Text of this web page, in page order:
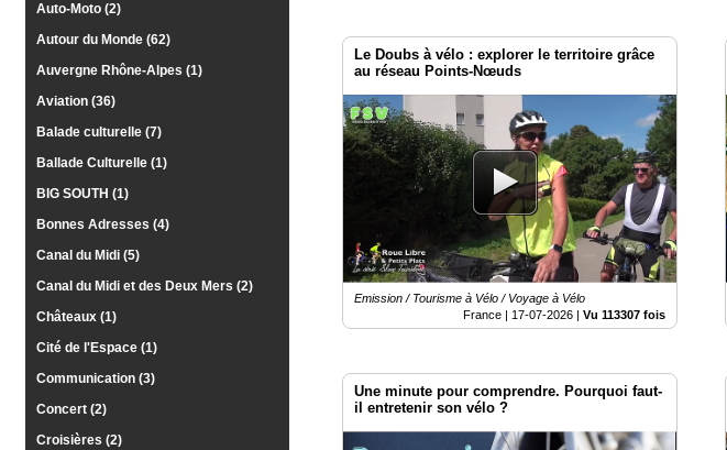
Inscription
annuaire
éditeur
Auto-Moto (2)
Autour du Monde (62)
Auvergne Rhône-Alpes (1)
Aviation (36)
Balade culturelle (7)
Ballade Culturelle (1)
BIG SOUTH (1)
Bonnes Adresses (4)
Canal du Midi (5)
Canal du Midi et des Deux Mers (2)
Châteaux (1)
Cité de l'Espace (1)
Communication (3)
Concert (2)
Croisières (2)
Le Doubs à vélo : explorer le territoire grâce
au réseau Points-Nœuds
Emission / Tourisme à Vélo / Voyage à Vélo
France | 17-07-2026 |Vu 113307 fois
Une minute pour comprendre. Pourquoi faut-
il entretenir son vélo ?